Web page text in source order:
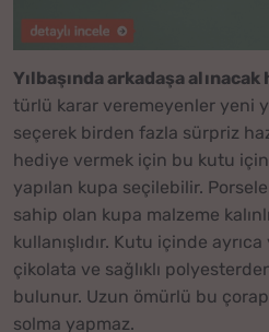
Yılbaşında arkadaşa
türlü karar veremeyenler yeni
seçerek birden fazla sürpriz
hediye vermek için bu kutu
yapılan kupa seçilebilir.
sahip olan kupa malzeme
kullanışlıdır. Kutu içinde
çikolata ve sağlıklı
bulunur. Uzun ömürlü bu
solma yapmaz.